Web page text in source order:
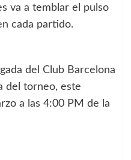
va a temblar el pulso
cada partido.
del Club Barcelona
del torneo, este
a las 4:00 PM de la